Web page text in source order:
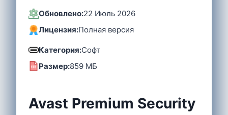
Обновлено:22 Июль 2026
Лицензия:Полная версия
Категория:Софт
Размер:859 MБ
Avast Premium Security